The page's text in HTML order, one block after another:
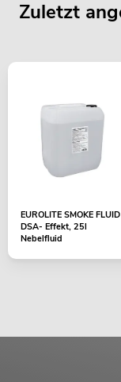
Zuletzt
EUROLITE SMOKE
DSA- Effekt, 25l
Nebelfluid